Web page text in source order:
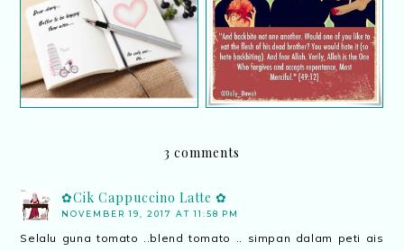
Rahsia kekal sihat dan
muda
Tip elak mengumpat
3 comments
✿Cik Cappuccino Latte ✿
NOVEMBER 19, 2017 AT 11:58 PM
Selalu guna tomato ..blend tomato .. simpan dalam peti ais